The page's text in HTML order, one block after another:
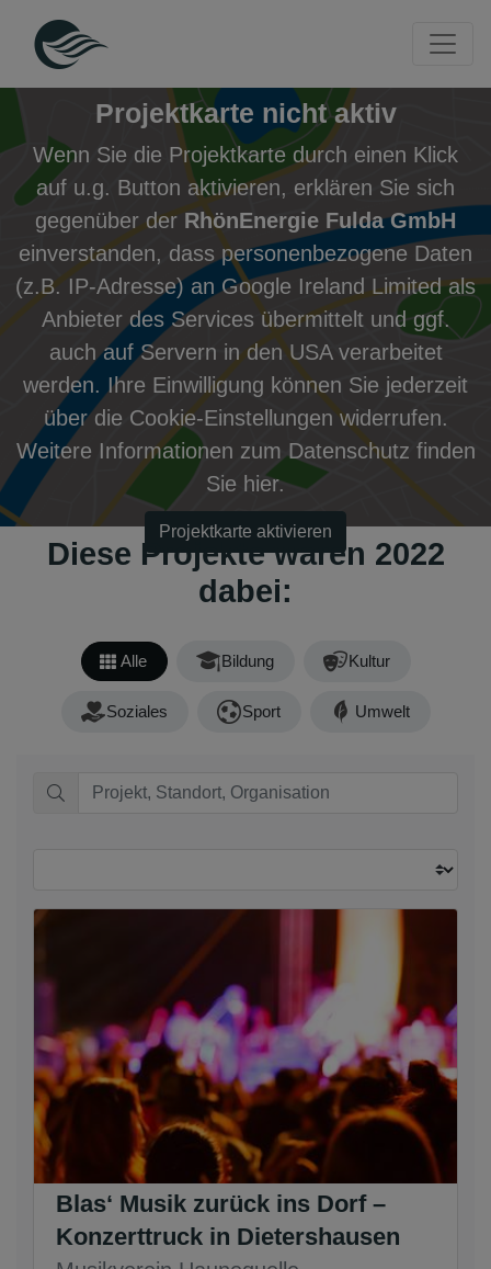
Seite
Klicken Sie, um die Navigation zu überspringen und zum
Projektarchiv 2022
Projekte entdecken
Karte überspringen und zum Abschnitt der Projektkacheln
Diese Karte zeigt die Standorte der Projekte
Projektkarte nicht aktiv
Wenn Sie die Projektkarte durch einen Klick
auf u.g. Button aktivieren, erklären Sie sich
gegenüber der RhönEnergie Fulda GmbH
einverstanden, dass personenbezogene Daten
(z.B. IP-Adresse) an Google Ireland Limited als
Anbieter des Services übermittelt und ggf.
auch auf Servern in den USA verarbeitet
werden. Ihre Einwilligung können Sie jederzeit
über die Cookie-Einstellungen widerrufen.
Weitere Informationen zum Datenschutz finden
Sie hier.
Projektkarte aktivieren
Diese Projekte waren 2022
dabei:
Alle Bildung Kultur
Soziales Sport Umwelt
Blas‘ Musik zurück ins Dorf –
Konzerttruck in Dietershausen